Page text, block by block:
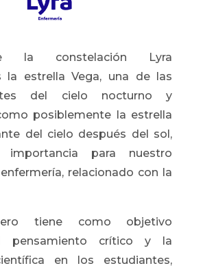
la constelación Lyra
la estrella Vega, una de las
del cielo nocturno y
posiblemente la estrella
del cielo después del sol,
para nuestro
relacionado con la
tiene como objetivo
pensamiento crítico y la
en los estudiantes,